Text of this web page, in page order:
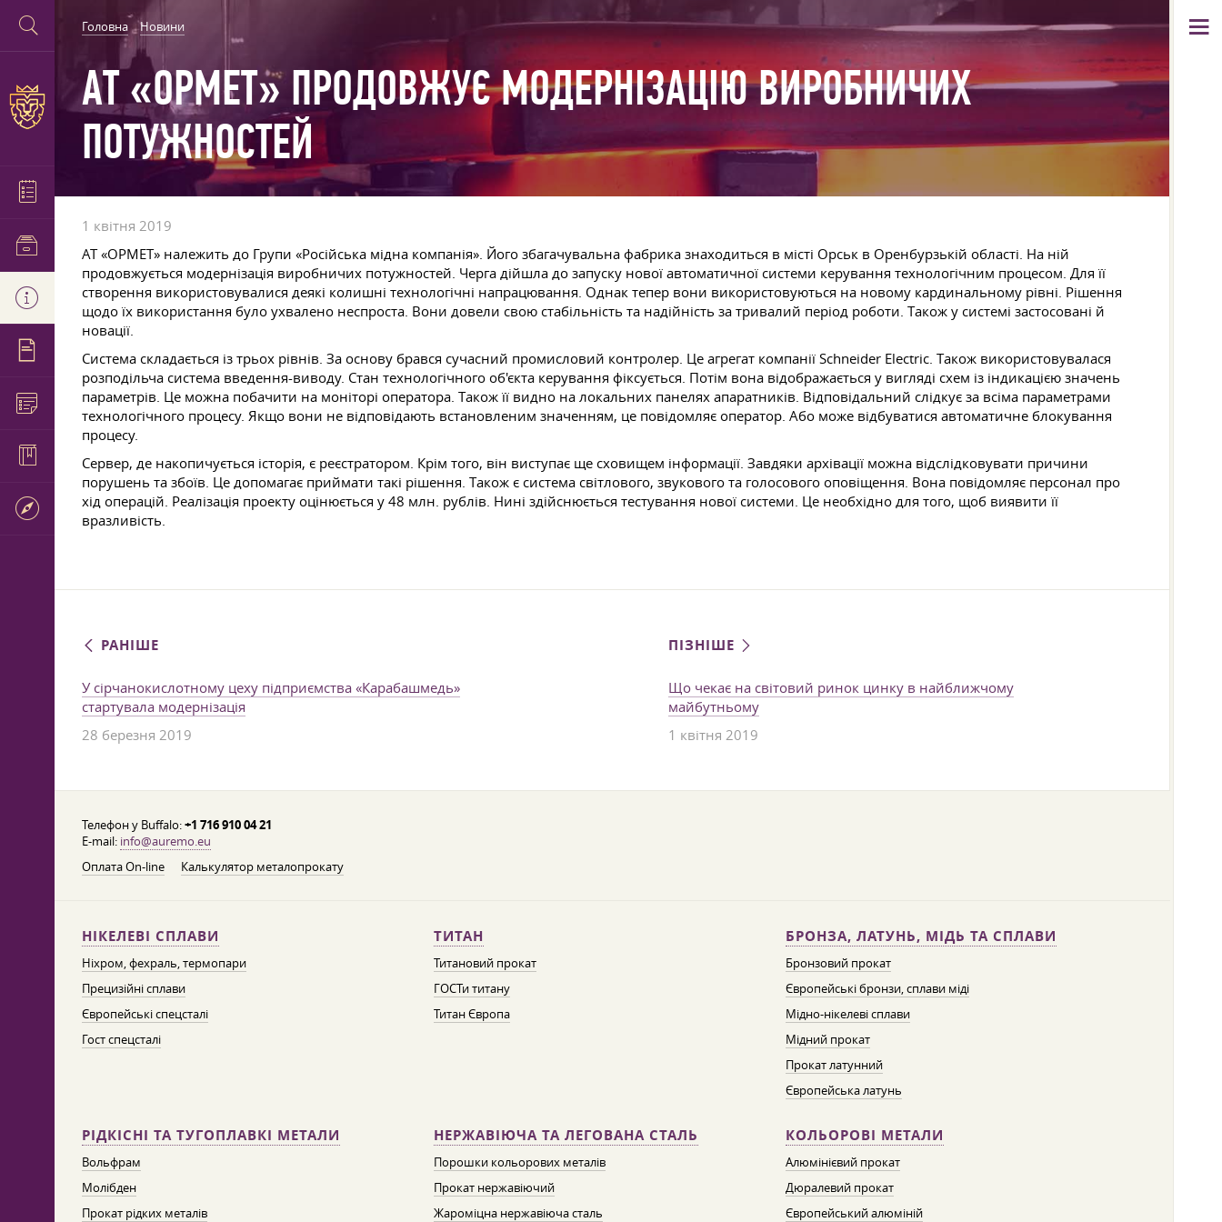
Головна Новини
АТ «ОРМЕТ» ПРОДОВЖУЄ МОДЕРНІЗАЦІЮ ВИРОБНИЧИХ
ПОТУЖНОСТЕЙ
1 квітня 2019
АТ «ОРМЕТ» належить до Групи «Російська мідна компанія». Його збагачувальна фабрика знаходиться в місті Орськ в Оренбурзькій області. На ній
продовжується модернізація виробничих потужностей. Черга дійшла до запуску нової автоматичної системи керування технологічним процесом. Для її
створення використовувалися деякі колишні технологічні напрацювання. Однак тепер вони використовуються на новому кардинальному рівні. Рішення
щодо їх використання було ухвалено неспроста. Вони довели свою стабільність та надійність за тривалий період роботи. Також у системі застосовані й
новації.
Система складається із трьох рівнів. За основу брався сучасний промисловий контролер. Це агрегат компанії Schneider Electric. Також використовувалася
розподільча система введення-виводу. Стан технологічного об'єкта керування фіксується. Потім вона відображається у вигляді схем із індикацією значень
параметрів. Це можна побачити на моніторі оператора. Також її видно на локальних панелях апаратників. Відповідальний слідкує за всіма параметрами
технологічного процесу. Якщо вони не відповідають встановленим значенням, це повідомляє оператор. Або може відбуватися автоматичне блокування
процесу.
Сервер, де накопичується історія, є реєстратором. Крім того, він виступає ще сховищем інформації. Завдяки архівації можна відслідковувати причини
порушень та збоїв. Це допомагає приймати такі рішення. Також є система світлового, звукового та голосового оповіщення. Вона повідомляє персонал про
хід операцій. Реалізація проекту оцінюється у 48 млн. рублів. Нині здійснюється тестування нової системи. Це необхідно для того, щоб виявити її
вразливість.
РАНІШЕ
У сірчанокислотному цеху підприємства «Карабашмедь»
стартувала модернізація
28 березня 2019
ПІЗНІШЕ
Що чекає на світовий ринок цинку в найближчому
майбутньому
1 квітня 2019
Телефон у Buffalo:+1 716 910 04 21
E-mail: info@auremo.eu
Оплата On-line
Калькулятор металопрокату
НІКЕЛЕВІ СПЛАВИ
Ніхром, фехраль, термопари
Прецизійні сплави
Європейські спецсталі
Гост спецсталі
ТИТАН
Титановий прокат
ГОСТи титану
Титан Європа
БРОНЗА, ЛАТУНЬ, МІДЬ ТА СПЛАВИ
Бронзовий прокат
Європейські бронзи, сплави міді
Мідно-нікелеві сплави
Мідний прокат
Прокат латунний
Європейська латунь
РІДКІСНІ ТА ТУГОПЛАВКІ МЕТАЛИ
Вольфрам
Молібден
Прокат рідких металів
НЕРЖАВІЮЧА ТА ЛЕГОВАНА СТАЛЬ
Порошки кольорових металів
Прокат нержавіючий
Жароміцна нержавіюча сталь
КОЛЬОРОВІ МЕТАЛИ
Алюмінієвий прокат
Дюралевий прокат
Європейський алюміній